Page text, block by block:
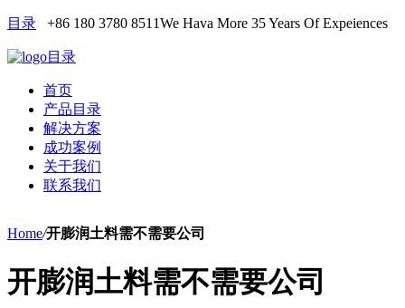
目录 +86 180 3780 8511We Hava More 35 Years Of Expeiences
目录
首页
产品目录
解决方案
成功案例
关于我们
联系我们
Home/开膨润土料需不需要公司
开膨润土料需不需要公司